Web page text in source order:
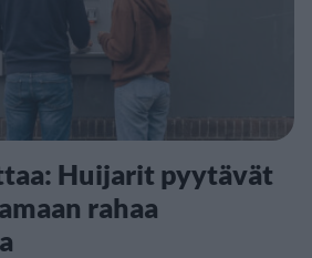
Huijarit pyytävät
rahaa